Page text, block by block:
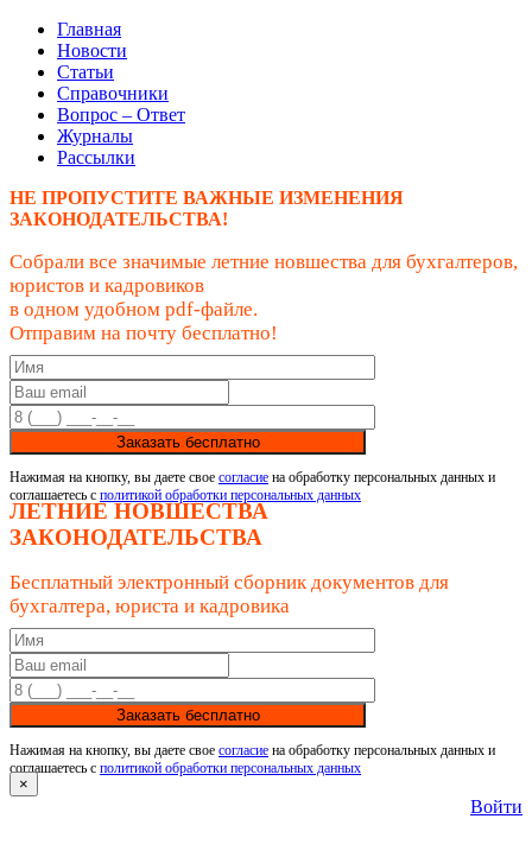
Главная
Новости
Статьи
Справочники
Вопрос – Ответ
Журналы
Рассылки
НЕ ПРОПУСТИТЕ ВАЖНЫЕ ИЗМЕНЕНИЯ
ЗАКОНОДАТЕЛЬСТВА!
Собрали все значимые летние новшества для бухгалтеров,
юристов и кадровиков
в одном удобном pdf-файле.
Отправим на почту бесплатно!
Заказать бесплатно
Нажимая на кнопку, вы даете свое согласие на обработку персональных данных и
соглашаетесь с политикой обработки персональных данных
ЛЕТНИЕ НОВШЕСТВА
ЗАКОНОДАТЕЛЬСТВА
Бесплатный электронный сборник документов для
бухгалтера, юриста и кадровика
Заказать бесплатно
Нажимая на кнопку, вы даете свое согласие на обработку персональных данных и
соглашаетесь с политикой обработки персональных данных
×
Войти